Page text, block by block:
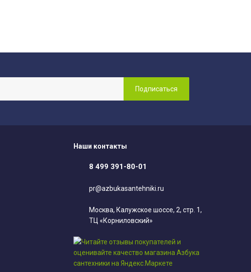
Наши контакты
8 499 391-80-01
pr@azbukasantehniki.ru
Москва, Калужское шоссе, 2, стр. 1,
ТЦ «Корниловский»